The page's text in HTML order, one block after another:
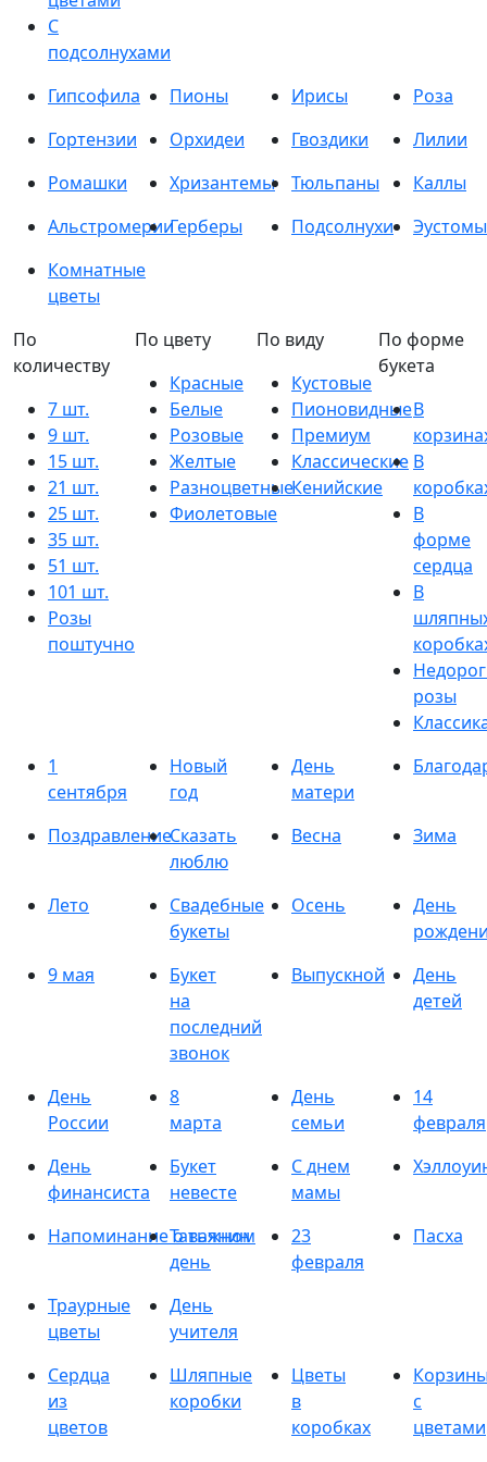
С
подсолнухами
Гипсофила
Пионы Ирисы
Роза
Гортензии
Орхидеи Гвоздики
Лилии
Ромашки
Хризантемы Тюльпаны
Каллы
АльстромерииГерберы Подсолнухи
Эустомы
Комнатные
цветы
По
количеству
7 шт.
9 шт.
15 шт.
21 шт.
25 шт.
35 шт.
51 шт.
101 шт.
Розы
поштучно
По цвету
Красные
Белые
Розовые
Желтые
Разноцветные
Фиолетовые
По виду
Кустовые
Пионовидные
Премиум
Классические
Кенийские
По форме
букета
В
В
В
форме
сердца
В
розы
1
сентября
Новый
год
День
матери
ПоздравлениеСказать
люблю
Весна Зима
Лето
Свадебные
букеты
Осень
День
9 мая
Букет
на
последний
звонок
Выпускной
День
детей
День
России
8
марта
День
семьи
14
февраля
День
финансиста
Букет
невесте
С днем
мамы
Напоминание о важном
Татьянин
день
23
февраля
Пасха
Траурные
цветы
День
учителя
Сердца
из
цветов
Шляпные
коробки
Цветы
в
коробках
с
цветами